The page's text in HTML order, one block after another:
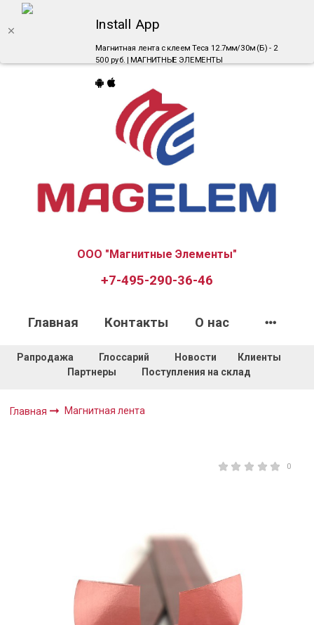
Install App
Магнитная лента с клеем Теса 12.7мм/30м (Б) - 2
500 руб. | МАГНИТНЫЕ ЭЛЕМЕНТЫ
ООО "Магнитные Элементы"
+7-495-290-36-46
Главная Контакты О нас
Рапродажа Глоссарий Новости
Клиенты
Партнеры
Поступления на склад
Главная Магнитная лента
0